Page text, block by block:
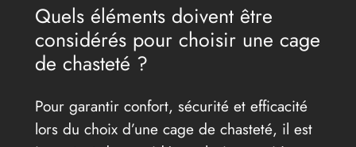
Quels éléments doivent être
considérés pour choisir une cage
de chasteté ?
Pour garantir confort, sécurité et efficacité
lors du choix d’une cage de chasteté, il est